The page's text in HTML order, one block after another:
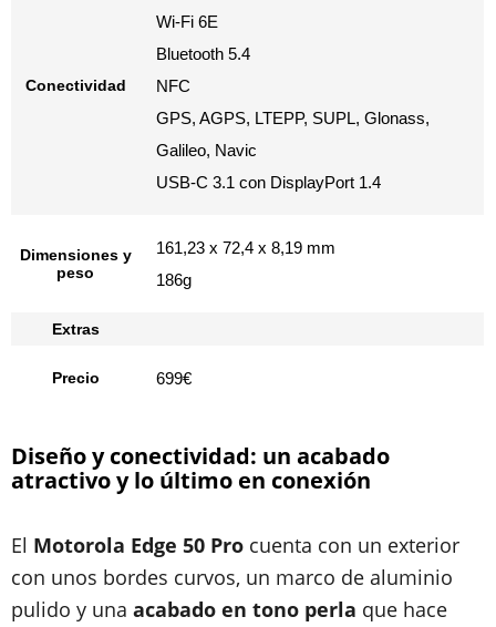
Conectividad
Wi-Fi 6E
Bluetooth 5.4
NFC
GPS, AGPS, LTEPP, SUPL, Glonass,
Galileo, Navic
USB-C 3.1 con DisplayPort 1.4
Dimensiones y
peso
161,23 x 72,4 x 8,19 mm
186g
Extras
Precio 699€
Diseño y conectividad: un acabado
atractivo y lo último en conexión
El Motorola Edge 50 Pro cuenta con un exterior
con unos bordes curvos, un marco de aluminio
pulido y una acabado en tono perla que hace